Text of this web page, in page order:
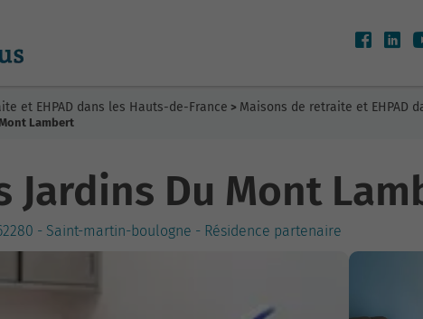
et EHPAD dans les Hauts-de-France > Maisons de retraite et EHPAD
Mont Lambert
Jardins Du Mont
- Saint-martin-boulogne - Résidence partenaire